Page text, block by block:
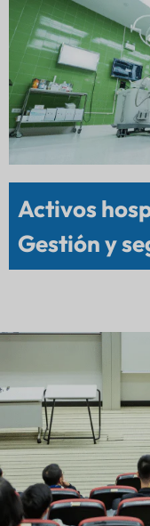
Activos
Gestión y